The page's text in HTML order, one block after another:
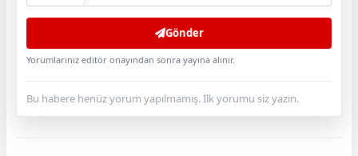
Gönder
Yorumlarınız editör onayından sonra yayına alınır.
Bu habere henüz yorum yapılmamış. İlk yorumu siz yazın.